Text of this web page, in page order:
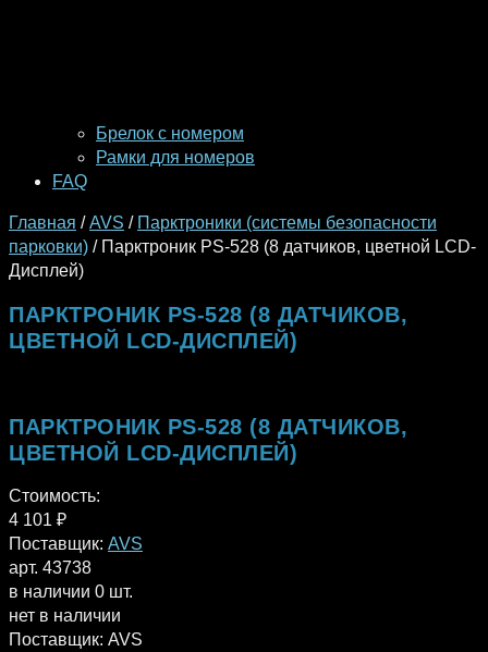
Брелок с номером
Рамки для номеров
FAQ
Главная /AVS / Парктроники (системы безопасности
парковки) / Парктроник PS-528 (8 датчиков, цветной LCD-
Дисплей)
ПАРКТРОНИК PS-528 (8 ДАТЧИКОВ,
ЦВЕТНОЙ LCD-ДИСПЛЕЙ)
ПАРКТРОНИК PS-528 (8 ДАТЧИКОВ,
ЦВЕТНОЙ LCD-ДИСПЛЕЙ)
Стоимость:
4 101 ₽
Поставщик: AVS
арт. 43738
в наличии 0 шт.
нет в наличии
Поставщик: AVS